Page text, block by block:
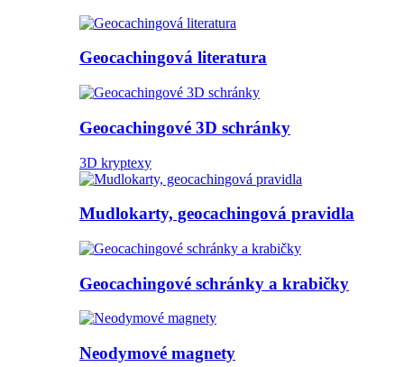
Geocachingová literatura
Geocachingové 3D schránky
3D kryptexy
Mudlokarty, geocachingová pravidla
Geocachingové schránky a krabičky
Neodymové magnety